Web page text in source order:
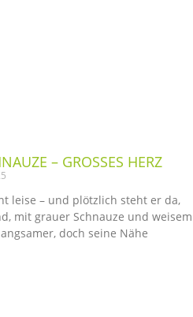
– GROSSES HERZ
leise – und plötzlich steht er da,
mit grauer Schnauze und weisem
doch seine Nähe